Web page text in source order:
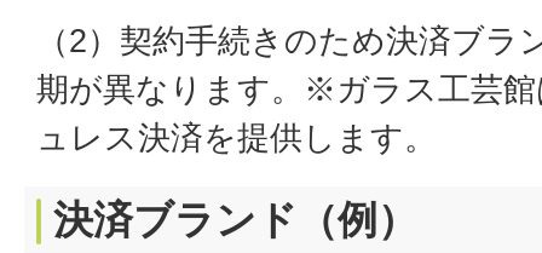
（2）契約手続きのため決済ブラ
期が異なります。※ガラス工芸
ュレス決済を提供します。
決済ブランド（例）